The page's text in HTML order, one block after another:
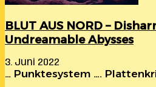
BLUT AUS NORD –
Undreamable Abysses
3. Juni 2022
… Punktesystem ….